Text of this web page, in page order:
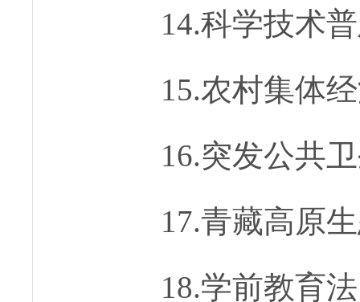
14.科学技术
15.农村集体
16.突发公共
17.青藏高原
18.学前教育法